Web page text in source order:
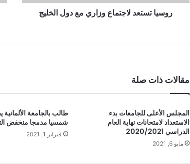
روسيا تستعد لاجتماع وزاري مع دول الخليج
مقالات ذات صلة
المجلس الأعلى للجامعات بدء
الاستعداد لامتحانات نهاية العام
الدراسي 2020/2021
مايو 6, 2021
طالب بالجامعة
شمسيا مدمجا منخفض
فبراير 1, 2021